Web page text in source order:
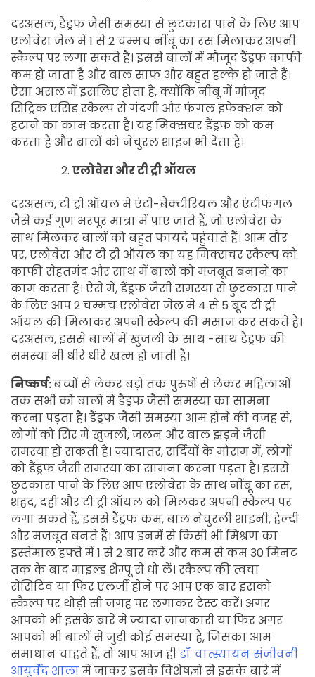
दरअसल, डैंड्रफ जैसी समस्या से छुटकारा पाने के लिए आप
एलोवेरा जेल में 1 से 2 चम्मच नींबू का रस मिलाकर अपनी
स्कैल्प पर लगा सकते हैं। इससे बालों में मौजूद डैंड्रफ काफी
कम हो जाता है और बाल साफ और बहुत हल्के हो जाते हैं।
ऐसा असल में इसलिए होता है, क्योंकि नींबू में मौजूद
सिट्रिक एसिड स्कैल्प से गंदगी और फंगल इंफेक्शन को
हटाने का काम करता है। यह मिक्सचर डैंड्रफ को कम
करता है और बालों को नेचुरल शाइन भी देता है।
एलोवेरा और टी ट्री ऑयल
दरअसल, टी ट्री ऑयल में एंटी-बैक्टीरियल और एंटीफंगल
जैसे कई गुण भरपूर मात्रा में पाए जाते हैं, जो एलोवेरा के
साथ मिलकर बालों को बहुत फायदे पहुंचाते हैं। आम तौर
पर, एलोवेरा और टी ट्री ऑयल का यह मिक्सचर स्कैल्प को
काफी सेहतमंद और साथ में बालों को मजबूत बनाने का
काम करता है। ऐसे में, डैंड्रफ जैसी समस्या से छुटकारा पाने
के लिए आप 2 चम्मच एलोवेरा जेल में 4 से 5 बूंद टी ट्री
ऑयल की मिलाकर अपनी स्कैल्प की मसाज कर सकते हैं।
दरअसल, इससे बालों में खुजली के साथ -साथ डैंड्रफ की
समस्या भी धीरे धीरे खत्म हो जाती है।
निष्कर्ष:बच्चों से लेकर बड़ों तक पुरुषों से लेकर महिलाओं
तक सभी को बालों में डैंड्रफ जैसी समस्या का सामना
करना पड़ता है। डैंड्रफ जैसी समस्या आम होने की वजह से,
लोगों को सिर में खुजली, जलन और बाल झड़ने जैसी
समस्या हो सकती है। ज्यादातर, सर्दियों के मौसम में, लोगों
को डैंड्रफ जैसी समस्या का सामना करना पड़ता है। इससे
छुटकारा पाने के लिए आप एलोवेरा के साथ नींबू का रस,
शहद, दही और टी ट्री ऑयल को मिलकर अपनी स्कैल्प पर
लगा सकते हैं, इससे डैंड्रफ कम, बाल नेचुरली शाइनी, हेल्दी
और मजबूत बनते हैं। आप इनमें से किसी भी मिश्रण का
इस्तेमाल हफ्ते में 1 से 2 बार करें और कम से कम 30 मिनट
तक के बाद माइल्ड शैम्पू से धो लें। स्कैल्प की त्वचा
सेंसिटिव या फिर एलर्जी होने पर आप एक बार इसको
स्कैल्प पर थोड़ी सी जगह पर लगाकर टेस्ट करें। अगर
आपको भी इसके बारे में ज्यादा जानकारी या फिर अगर
आपको भी बालों से जुड़ी कोई समस्या है, जिसका आम
समाधान चाहते हैं, तो आप आज हीडॉ. वात्स्यायन संजीवनी
आयुर्वेद शालामें जाकर इसके विशेषज्ञों से इसके बारे में